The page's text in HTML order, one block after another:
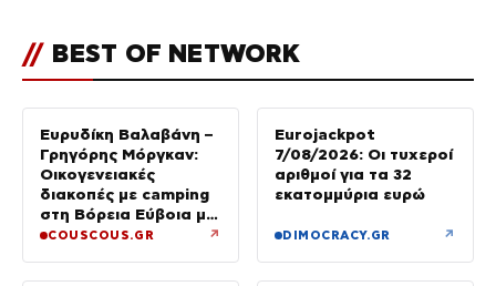
// BEST OF NETWORK
Ευρυδίκη Βαλαβάνη –
Γρηγόρης Μόργκαν:
Οικογενειακές
διακοπές με camping
στη Βόρεια Εύβοια με
τον ενός έτους γιο
COUSCOUS.GR ↗
Eurojackpot
7/08/2026: Οι τυχεροί
αριθμοί για τα 32
εκατομμύρια ευρώ
DIMOCRACY.GR ↗